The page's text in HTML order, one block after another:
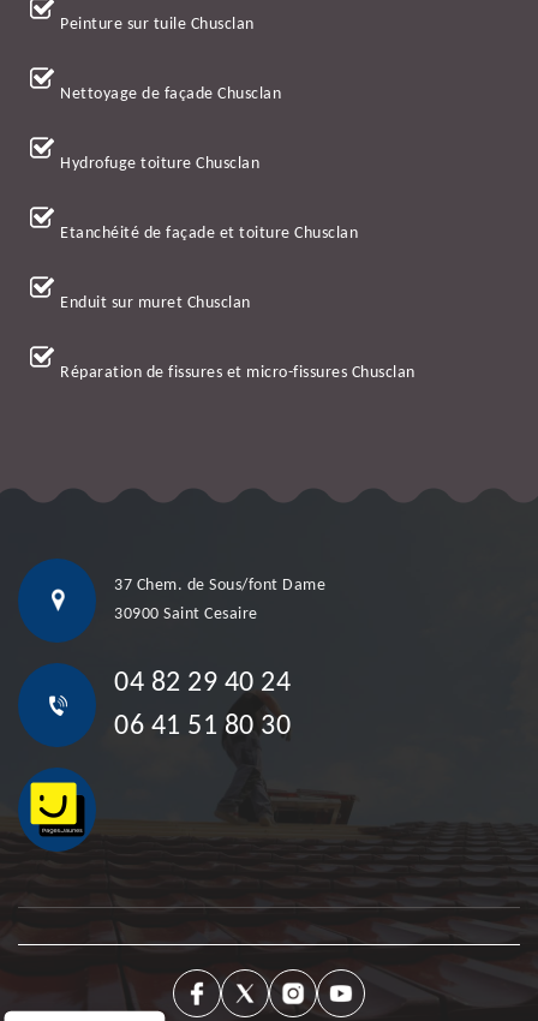
Peinture sur tuile Chusclan
Nettoyage de façade Chusclan
Hydrofuge toiture Chusclan
Etanchéité de façade et toiture Chusclan
Enduit sur muret Chusclan
Réparation de fissures et micro-fissures Chusclan
37 Chem. de Sous/font Dame
30900 Saint Cesaire
04 82 29 40 24
06 41 51 80 30